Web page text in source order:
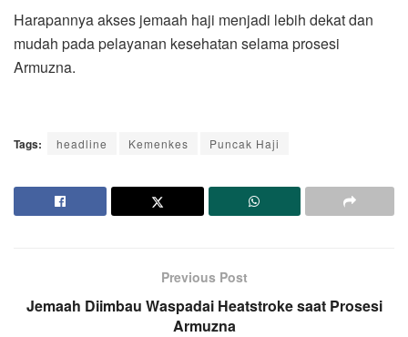
Harapannya akses jemaah haji menjadi lebih dekat dan
mudah pada pelayanan kesehatan selama prosesi
Armuzna.
Tags: headline Kemenkes Puncak Haji
Previous Post
Jemaah Diimbau Waspadai Heatstroke saat Prosesi
Armuzna